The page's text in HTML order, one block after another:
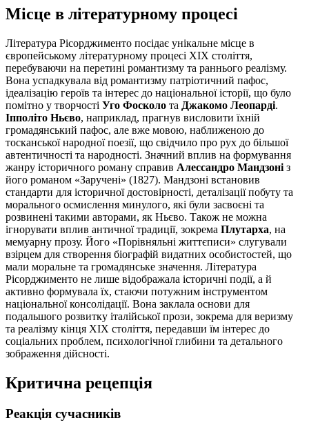
Місце в літературному процесі
Література Рісорджименто посідає унікальне місце в
європейському літературному процесі XIX століття,
перебуваючи на перетині романтизму та раннього реалізму.
Вона успадкувала від романтизму патріотичний пафос,
ідеалізацію героїв та інтерес до національної історії, що було
помітно у творчості Уго Фосколо та Джакомо Леопарді.
Іпполіто Ньєво, наприклад, прагнув висловити їхній
громадянський пафос, але вже мовою, наближеною до
тосканської народної поезії, що свідчило про рух до більшої
автентичності та народності. Значний вплив на формування
жанру історичного роману справив Алессандро Мандзоні з
його романом «Заручені» (1827). Мандзоні встановив
стандарти для історичної достовірності, деталізації побуту та
морального осмислення минулого, які були засвоєні та
розвинені такими авторами, як Ньєво. Також не можна
ігнорувати вплив античної традиції, зокрема Плутарха, на
мемуарну прозу. Його «Порівняльні життєписи» слугували
взірцем для створення біографій видатних особистостей, що
мали моральне та громадянське значення. Література
Рісорджименто не лише відображала історичні події, а й
активно формувала їх, стаючи потужним інструментом
національної консолідації. Вона заклала основи для
подальшого розвитку італійської прози, зокрема для веризму
та реалізму кінця XIX століття, передавши їм інтерес до
соціальних проблем, психологічної глибини та детального
зображення дійсності.
Критична рецепція
Реакція сучасників